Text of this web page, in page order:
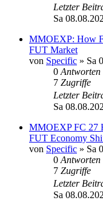
Letzter
Sa
MMOEXP: How
FUT Market
von Specific » Sa
0 Antworten
7 Zugriffe
Letzter
Sa
MMOEXP FC 27
FUT Economy
von Specific » Sa
0 Antworten
7 Zugriffe
Letzter
Sa